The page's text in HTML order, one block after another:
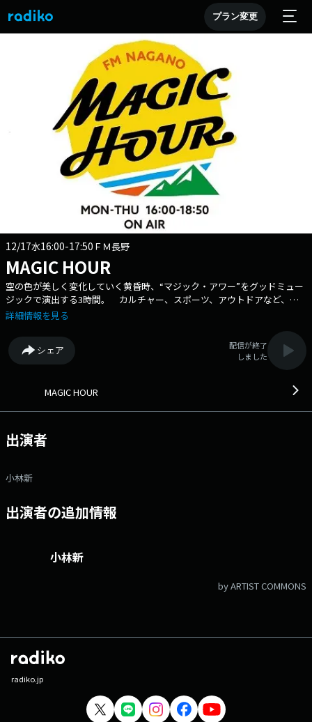
プラン変更
12/17水16:00-17:50 ＦＭ長野
MAGIC HOUR
空の色が美しく変化していく黄昏時、“マジック・アワー”をグッドミュー
ジックで演出する3時間。 カルチャー、スポーツ、アウトドアなど、ナ
ガノがより楽しくなる情報もご紹介。 Twitter・Instagramでも番組情報
す。 是非ご参加ください！ ▽16:21〜 【 ANTENNA 】 ＤＪのアン
テナに反応した“人、もの、こと”に注目。 ▽16:35〜 【 16時 Traffic
Information 】 交通情報をお送りします。 ▽16:41〜 【 いい部屋発
介！ ▽17:00〜 【 GLIM SPANKY RADIO Gloaming Nation 】 長野県出
時…ラジオの中に現れる不思議な国＝”Gloaming Nation” 最高の音楽愛
とラジオ愛を以て、活動の最新情報や制作の様子、2人のルーツとなった
▽17:21〜 【 17時 Traffic Information 】 交通情報をお知らせしま
す。 ▽17:36〜 【 17時 Weather Information 】 天気予報をお知らせ
ッセージフォーム：https://www.fmnagano.co.jp/magichour/ Xハッシ
詳細情報を見る
シェア
配信が終了
しました
MAGIC HOUR
出演者
小林新
出演者の追加情報
小林新
by ARTIST COMMONS
radiko.jp